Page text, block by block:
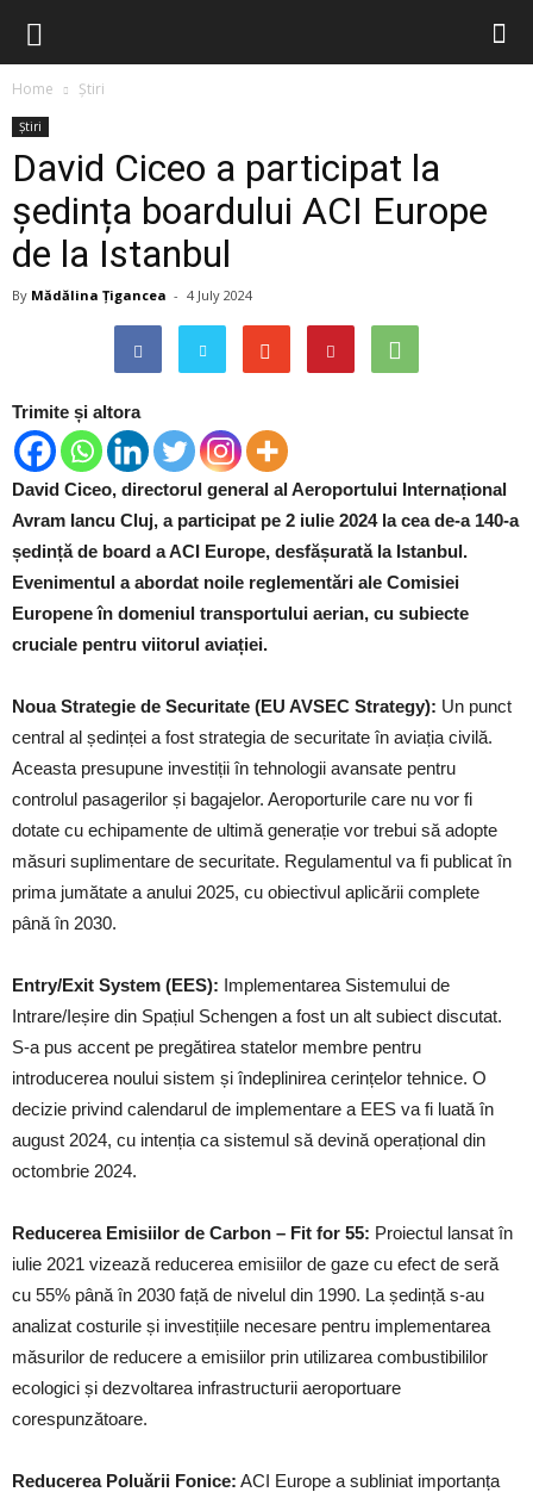
Home Știri
Știri
David Ciceo a participat la
ședința boardului ACI Europe
de la Istanbul
By Mădălina Țigancea - 4 July 2024
Trimite și altora
David Ciceo, directorul general al Aeroportului Internațional
Avram Iancu Cluj, a participat pe 2 iulie 2024 la cea de-a 140-a
ședință de board a ACI Europe, desfășurată la Istanbul.
Evenimentul a abordat noile reglementări ale Comisiei
Europene în domeniul transportului aerian, cu subiecte
cruciale pentru viitorul aviației.
Noua Strategie de Securitate (EU AVSEC Strategy): Un punct
central al ședinței a fost strategia de securitate în aviația civilă.
Aceasta presupune investiții în tehnologii avansate pentru
controlul pasagerilor și bagajelor. Aeroporturile care nu vor fi
dotate cu echipamente de ultimă generație vor trebui să adopte
măsuri suplimentare de securitate. Regulamentul va fi publicat în
prima jumătate a anului 2025, cu obiectivul aplicării complete
până în 2030.
Entry/Exit System (EES): Implementarea Sistemului de
Intrare/Ieșire din Spațiul Schengen a fost un alt subiect discutat.
S-a pus accent pe pregătirea statelor membre pentru
introducerea noului sistem și îndeplinirea cerințelor tehnice. O
decizie privind calendarul de implementare a EES va fi luată în
august 2024, cu intenția ca sistemul să devină operațional din
octombrie 2024.
Reducerea Emisiilor de Carbon – Fit for 55: Proiectul lansat în
iulie 2021 vizează reducerea emisiilor de gaze cu efect de seră
cu 55% până în 2030 față de nivelul din 1990. La ședință s-au
analizat costurile și investițiile necesare pentru implementarea
măsurilor de reducere a emisiilor prin utilizarea combustibililor
ecologici și dezvoltarea infrastructurii aeroportuare
corespunzătoare.
Reducerea Poluării Fonice: ACI Europe a subliniat importanța